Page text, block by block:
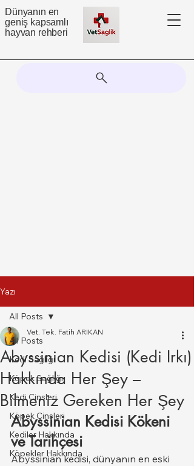
Dünyanın en
geniş kapsamlı
hayvan rehberi
Yazı
All Posts
Kedi Sağlığı
Köpek Sağlığı
Kedi Cinsleri
Köpek Cinsleri
Kediler Hakkında
Köpekler Hakkında
All Posts
Abyssinian Kedisi (Kedi Irkı)
Hakkında Her Şey –
Bilmeniz Gereken Her Şey
Vet. Tek. Fatih ARIKAN
Abyssinian Kedisi Kökeni
ve Tarihçesi
Abyssinian kedisi, dünyanın en eski